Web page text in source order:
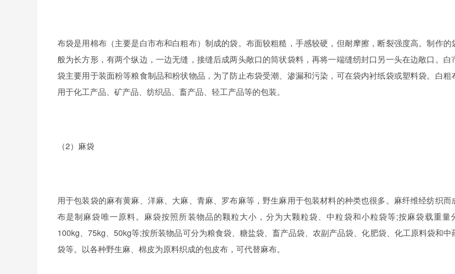
布袋是用棉布（主要是白市布和白粗布）制成的袋。布面较粗糙，手感较硬，但耐摩擦，断裂强度高。制作的
般为长方形，有两个纵边，一边无缝，接缝后成两头敞口的筒状袋料，再将一端缝纫封口另一头在边敞口。白
袋主要用于装面粉等粮食制品和粉状物品 ， 为了防止布袋受潮、渗漏和污染，可在袋内衬纸袋或塑料袋。白粗
用于化工产品、矿产品、纺织品、畜产品、轻工产品等的包装。
（2）麻袋
用于包装袋的麻有黄麻、洋麻、大麻、青麻、罗布麻等，野生麻用于包装材料的种类也很多。麻纤维经纺织而
布是制麻袋唯一原料。麻袋按照所装物品的颗粒大小，分为大颗粒袋、中粒袋和小粒袋等;按麻袋载重量
100kg、75kg、50kg等;按所装物品可分为粮食袋、糖盐袋、畜产品袋、农副产品袋、化肥袋、化工原料袋和中
袋等。以各种野生麻、棉皮为原料织成的包皮布，可代替麻布。